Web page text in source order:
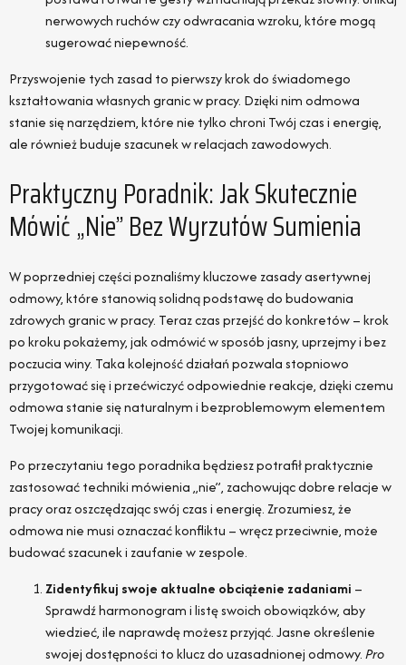
nerwowych ruchów czy odwracania wzroku, które mogą
sugerować niepewność.
Przyswojenie tych zasad to pierwszy krok do świadomego
kształtowania własnych granic w pracy. Dzięki nim odmowa
stanie się narzędziem, które nie tylko chroni Twój czas i energię,
ale również buduje szacunek w relacjach zawodowych.
Praktyczny Poradnik: Jak Skutecznie
Mówić „nie” Bez Wyrzutów Sumienia
W poprzedniej części poznaliśmy kluczowe zasady asertywnej
odmowy, które stanowią solidną podstawę do budowania
zdrowych granic w pracy. Teraz czas przejść do konkretów – krok
po kroku pokażemy, jak odmówić w sposób jasny, uprzejmy i bez
poczucia winy. Taka kolejność działań pozwala stopniowo
przygotować się i przećwiczyć odpowiednie reakcje, dzięki czemu
odmowa stanie się naturalnym i bezproblemowym elementem
Twojej komunikacji.
Po przeczytaniu tego poradnika będziesz potrafił praktycznie
zastosować techniki mówienia „nie”, zachowując dobre relacje w
pracy oraz oszczędzając swój czas i energię. Zrozumiesz, że
odmowa nie musi oznaczać konfliktu – wręcz przeciwnie, może
budować szacunek i zaufanie w zespole.
Zidentyfikuj swoje aktualne obciążenie zadaniami –
Sprawdź harmonogram i listę swoich obowiązków, aby
wiedzieć, ile naprawdę możesz przyjąć. Jasne określenie
swojej dostępności to klucz do uzasadnionej odmowy.Pro